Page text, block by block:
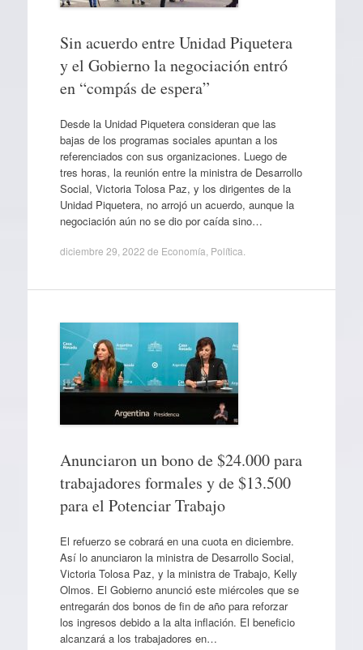
Sin acuerdo entre Unidad Piquetera
y el Gobierno la negociación entró
en “compás de espera”
Desde la Unidad Piquetera consideran que las
bajas de los programas sociales apuntan a los
referenciados con sus organizaciones. Luego de
tres horas, la reunión entre la ministra de Desarrollo
Social, Victoria Tolosa Paz, y los dirigentes de la
Unidad Piquetera, no arrojó un acuerdo, aunque la
negociación aún no se dio por caída sino…
diciembre 29, 2022 de Economía Política
Anunciaron un bono de $24.000 para
trabajadores formales y de $13.500
para el Potenciar Trabajo
El refuerzo se cobrará en una cuota en diciembre.
Así lo anunciaron la ministra de Desarrollo Social,
Victoria Tolosa Paz, y la ministra de Trabajo, Kelly
Olmos. El Gobierno anunció este miércoles que se
entregarán dos bonos de fin de año para reforzar
los ingresos debido a la alta inflación. El beneficio
alcanzará a los trabajadores en…